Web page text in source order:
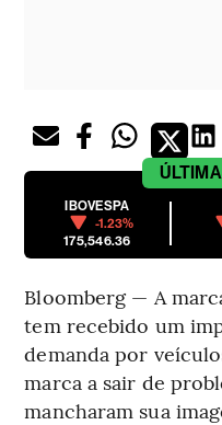
IBOVESPA
-1.23%
175,546.36
Bloomberg — A
tem recebido um
demanda por
marca a sair de
mancharam sua